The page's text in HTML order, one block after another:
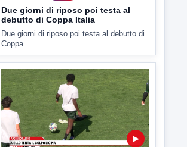
Due giorni di riposo poi testa al
debutto di Coppa Italia
Due giorni di riposo poi testa al debutto di
Coppa...
▶